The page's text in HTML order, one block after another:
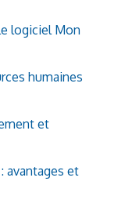
logiciel Mon
humaines
et
avantages et